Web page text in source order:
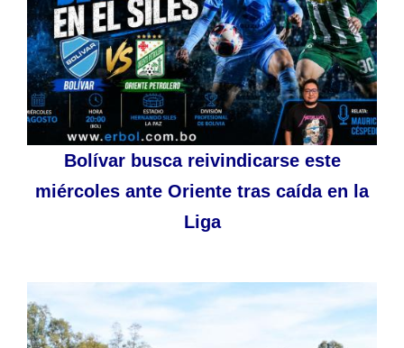
Bolívar busca reivindicarse este
miércoles ante Oriente tras caída en la
Liga